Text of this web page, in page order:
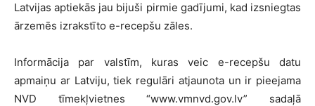
Latvijas aptiekās jau bijuši pirmie gadījumi, kad izsniegtas
ārzemēs izrakstīto e-recepšu zāles.
Informācija par valstīm, kuras veic e-recepšu datu
apmaiņu ar Latviju, tiek regulāri atjaunota un ir pieejama
NVD tīmekļvietnes “www.vmnvd.gov.lv” sadaļā